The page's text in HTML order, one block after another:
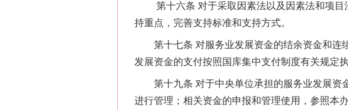
第十六条 对于采取因素法以及因素法和项目
持重点，完善支持标准和支持方式。
第十七条 对服务业发展资金的结余资金和连
发展资金的支付按照国库集中支付制度有关规定
第十九条 对于中央单位承担的服务业发展资
进行管理；相关资金的申报和管理使用，参照本